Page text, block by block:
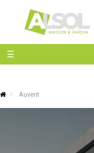
Basculer
la
☰
Auvent